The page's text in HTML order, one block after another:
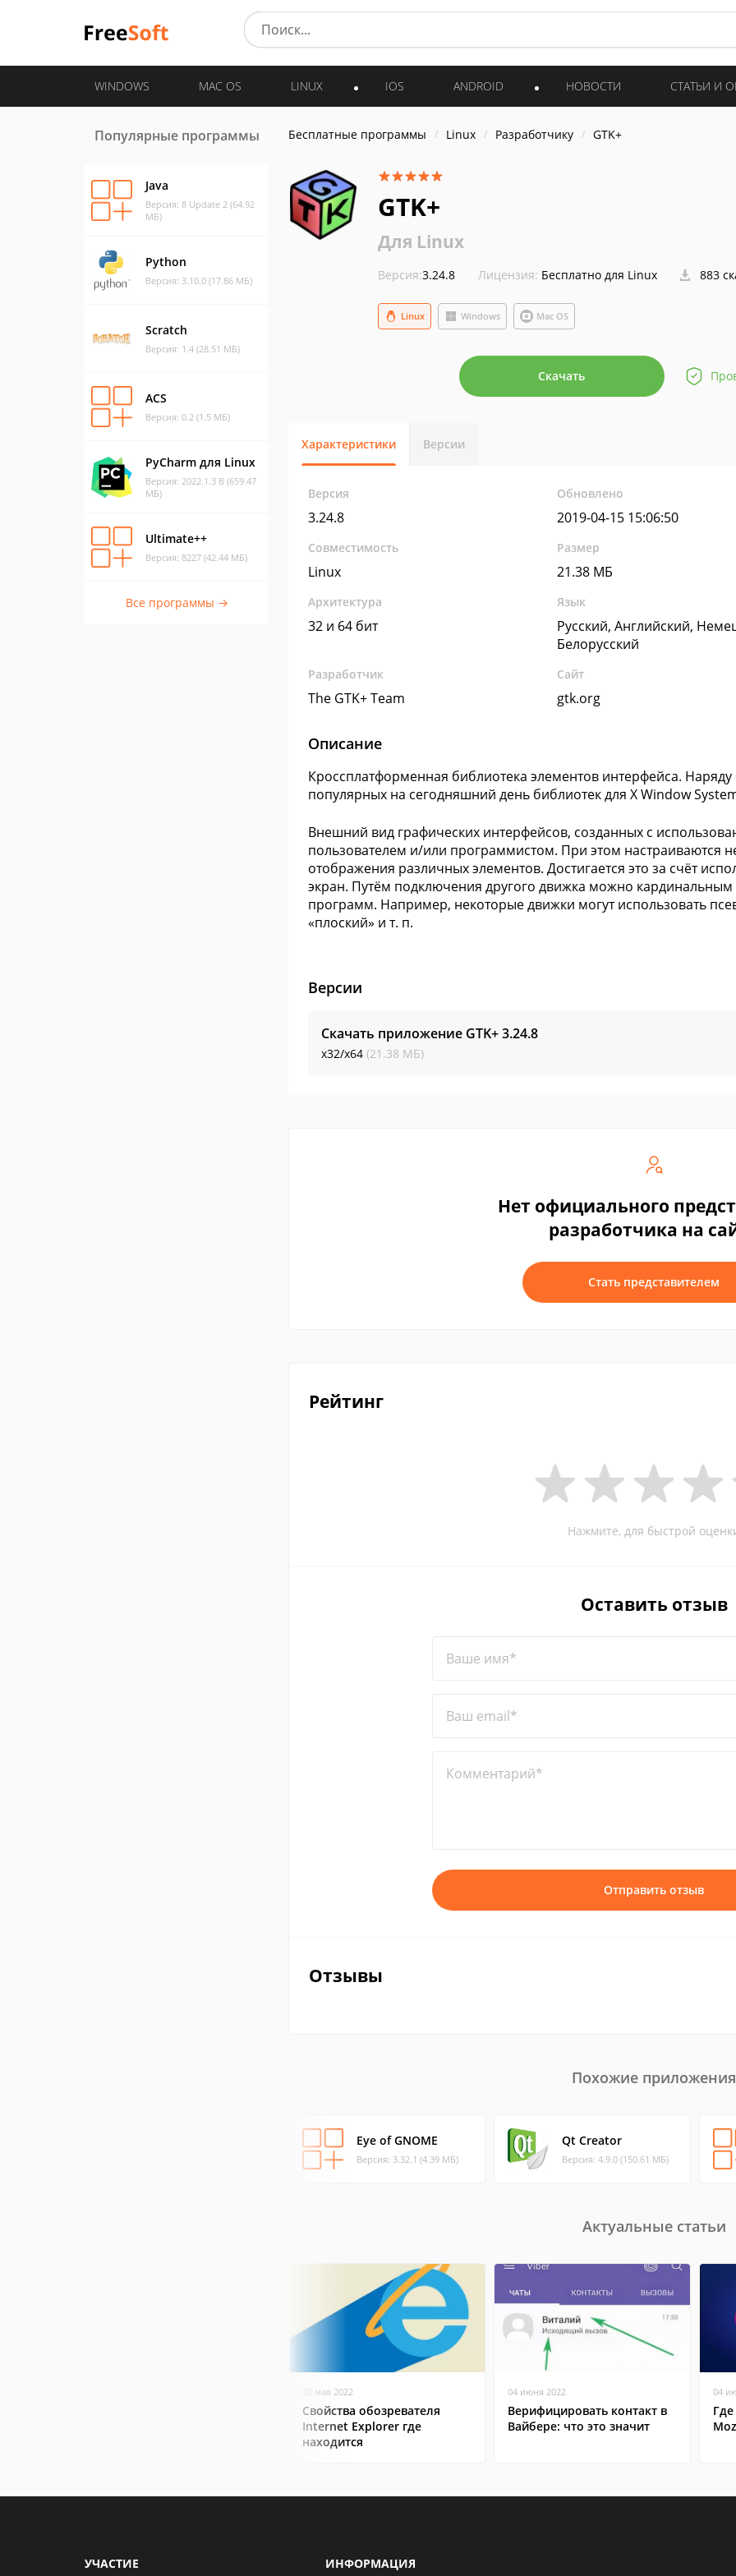
WINDOWS MAC OS LINUX IOS ANDROID НОВОСТИ СТАТЬИ И
Популярные программы
Java
Версия: 8 Update 2 (64.92
МБ)
Python
Версия: 3.10.0 (17.86 МБ)
Scratch
Версия: 1.4 (28.51 МБ)
ACS
Версия: 0.2 (1.5 МБ)
PyCharm для Linux
Версия: 2022.1.3 B (659.47
МБ)
Ultimate++
Версия: 8227 (42.44 МБ)
Все программы →
Бесплатные программы Linux Разработчику GTK+
GTK+
Для Linux
Версия:3.24.8 Лицензия: Бесплатно для Linux 883
Windows Mac OS
Linux
Скачать
Характеристики Версии
Версия
3.24.8
Обновлено
2019-04-15 15:06:50
Совместимость
Linux
Размер
21.38 МБ
Архитектура
32 и 64 бит
Язык
Русский, Английский,
Белорусский
Разработчик
The GTK+ Team
Сайт
gtk.org
Описание
Кроссплатформенная библиотека элементов интерфейса. Наряду
популярных на сегодняшний день библиотек для X Window
Внешний вид графических интерфейсов, созданных с
пользователем и/или программистом. При этом настраиваются
отображения различных элементов. Достигается это за счёт
экран. Путём подключения другого движка можно
программ. Например, некоторые движки могут использовать
«плоский» и т. п.
Версии
Скачать приложение GTK+3.24.8
x32/x64 (21.38 МБ)
Нет официального
разработчика на
Стать представителем
Рейтинг
Нажмите, для быстрой
Оставить отзыв
Ваше имя*
Ваш email*
Комментарий*
Отправить отзыв
Отзывы
Похожие приложения
Eye of GNOME
Версия: 3.32.1 (4.39 МБ)
Qt Creator
Версия: 4.9.0 (150.61 МБ)
Актуальные статьи
20 мая 2022
Свойства обозревателя
Internet Explorer где
находится
04 июня 2022
Верифицировать контакт в
Вайбере: что это значит
04
УЧАСТИЕ ИНФОРМАЦИЯ